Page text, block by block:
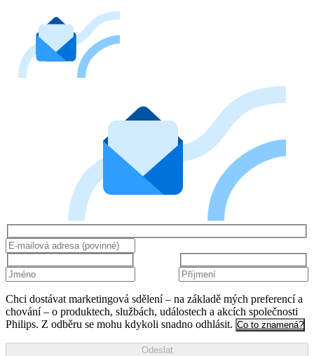
Chci dostávat marketingová sdělení – na základě mých preferencí a
chování – o produktech, službách, událostech a akcích společnosti
Philips. Z odběru se mohu kdykoli snadno odhlásit. Co to znamená?
Odeslat